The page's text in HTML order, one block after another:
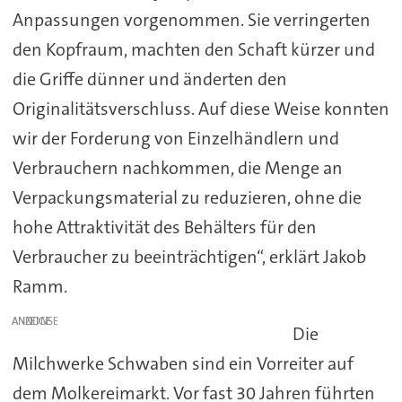
Anpassungen vorgenommen. Sie verringerten
den Kopfraum, machten den Schaft kürzer und
die Griffe dünner und änderten den
Originalitätsverschluss. Auf diese Weise konnten
wir der Forderung von Einzelhändlern und
Verbrauchern nachkommen, die Menge an
Verpackungsmaterial zu reduzieren, ohne die
hohe Attraktivität des Behälters für den
Verbraucher zu beeinträchtigen“, erklärt Jakob
Ramm.
ANZEIGE
Die
Milchwerke Schwaben sind ein Vorreiter auf
dem Molkereimarkt. Vor fast 30 Jahren führten